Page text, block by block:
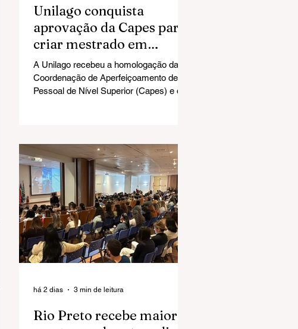
Unilago conquista
aprovação da Capes para
criar mestrado em
Ciências da Saúde
A Unilago recebeu a homologação da
Coordenação de Aperfeiçoamento de
Pessoal de Nível Superior (Capes) e do
Rio Preto recebe maior
há 2 dias 3 min de leitura